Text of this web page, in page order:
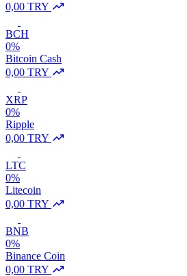
0,00 TRY
BCH
0%
Bitcoin Cash
0,00 TRY
XRP
0%
Ripple
0,00 TRY
LTC
0%
Litecoin
0,00 TRY
BNB
0%
Binance Coin
0,00 TRY